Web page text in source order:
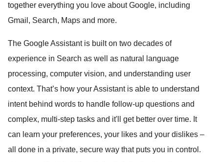
together everything you love about Google, including
Gmail, Search, Maps and more.
The Google Assistant is built on two decades of
experience in Search as well as natural language
processing, computer vision, and understanding user
context. That’s how your Assistant is able to understand
intent behind words to handle follow-up questions and
complex, multi-step tasks and it'll get better over time. It
can learn your preferences, your likes and your dislikes –
all done in a private, secure way that puts you in control.